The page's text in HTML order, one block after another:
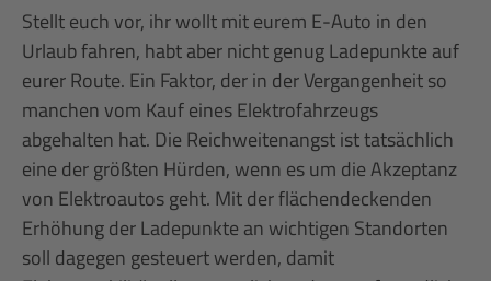
Stellt euch vor, ihr wollt mit eurem E-Auto in den
Urlaub fahren, habt aber nicht genug Ladepunkte auf
eurer Route. Ein Faktor, der in der Vergangenheit so
manchen vom Kauf eines Elektrofahrzeugs
abgehalten hat. Die Reichweitenangst ist tatsächlich
eine der größten Hürden, wenn es um die Akzeptanz
von Elektroautos geht. Mit der flächendeckenden
Erhöhung der Ladepunkte an wichtigen Standorten
soll dagegen gesteuert werden, damit